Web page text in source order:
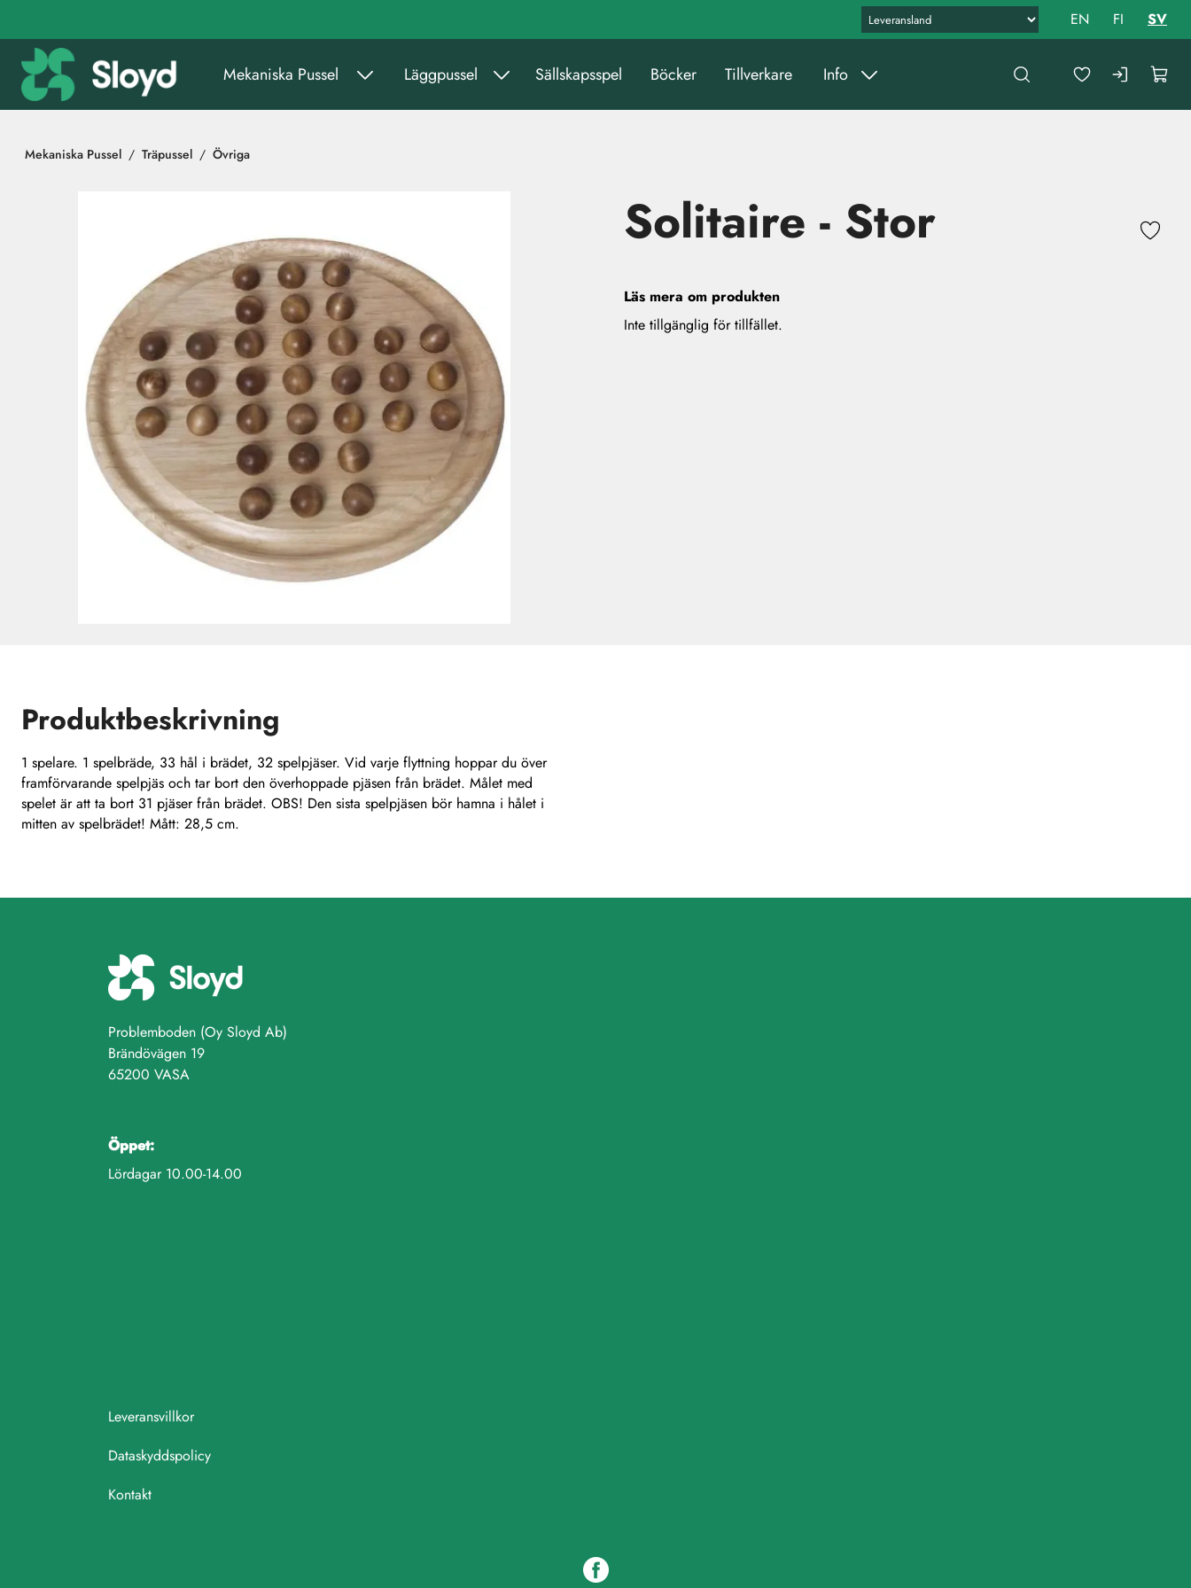
Mekaniska Pussel Läggpussel Sällskapsspel Böcker Tillverkare Info
EN FI SV
Mekaniska Pussel Träpussel Övriga
Solitaire - Stor
Läs mera om produkten
Inte tillgänglig för tillfället.
Produktbeskrivning
1 spelare. 1 spelbräde, 33 hål i brädet, 32 spelpjäser. Vid varje flyttning hoppar du över
framförvarande spelpjäs och tar bort den överhoppade pjäsen från brädet. Målet med
spelet är att ta bort 31 pjäser från brädet. OBS! Den sista spelpjäsen bör hamna i hålet i
mitten av spelbrädet! Mått: 28,5 cm.
Problemboden (Oy Sloyd Ab)
Brändövägen 19
65200 VASA
Öppet:
Lördagar 10.00-14.00
Leveransvillkor
Dataskyddspolicy
Kontakt